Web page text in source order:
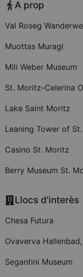
A prop
Val Roseg
Muottas Muragl
Mili Weber Museum
St. Moritz-Celerina
Lake Saint Moritz
Leaning Tower of
Casino St. Moritz
Berry Museum St.
Llocs d'interès
Chesa Futura
Ovaverva
Segantini Museum